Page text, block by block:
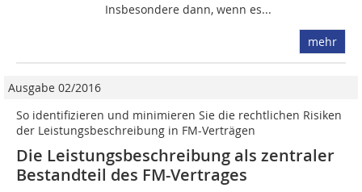
Insbesondere dann, wenn es...
mehr
Ausgabe 02/2016
So identifizieren und minimieren Sie die rechtlichen Risiken
der Leistungsbeschreibung in FM-Verträgen
Die Leistungsbeschreibung als zentraler
Bestandteil des FM-Vertrages